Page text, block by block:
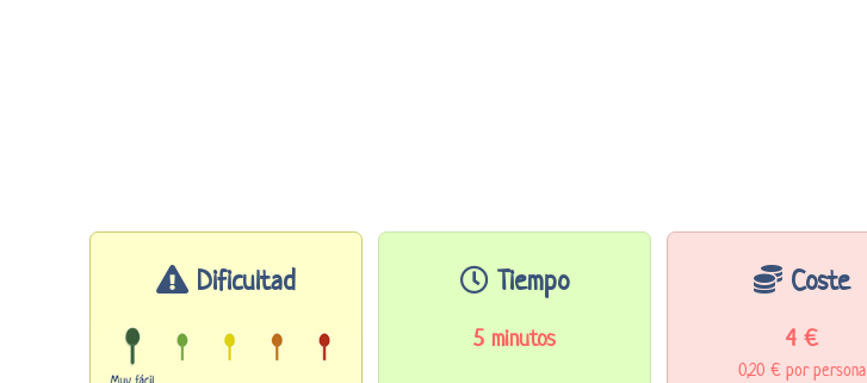
Dificultad Tiempo
5 minutos
Coste
4 €
0,20 € por persona